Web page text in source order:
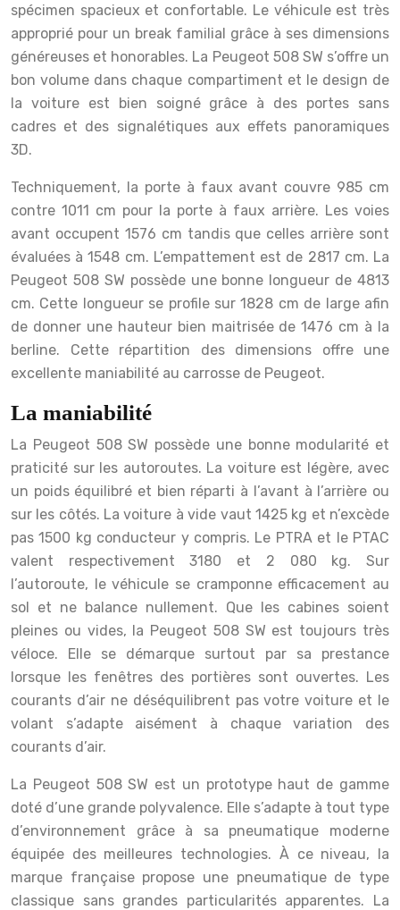
spécimen spacieux et confortable. Le véhicule est très
approprié pour un break familial grâce à ses dimensions
généreuses et honorables. La Peugeot 508 SW s’offre un
bon volume dans chaque compartiment et le design de
la voiture est bien soigné grâce à des portes sans
cadres et des signalétiques aux effets panoramiques
3D.
Techniquement, la porte à faux avant couvre 985 cm
contre 1011 cm pour la porte à faux arrière. Les voies
avant occupent 1576 cm tandis que celles arrière sont
évaluées à 1548 cm. L’empattement est de 2817 cm. La
Peugeot 508 SW possède une bonne longueur de 4813
cm. Cette longueur se profile sur 1828 cm de large afin
de donner une hauteur bien maitrisée de 1476 cm à la
berline. Cette répartition des dimensions offre une
excellente maniabilité au carrosse de Peugeot.
La maniabilité
La Peugeot 508 SW possède une bonne modularité et
praticité sur les autoroutes. La voiture est légère, avec
un poids équilibré et bien réparti à l’avant à l’arrière ou
sur les côtés. La voiture à vide vaut 1425 kg et n’excède
pas 1500 kg conducteur y compris. Le PTRA et le PTAC
valent respectivement 3180 et 2 080 kg. Sur
l’autoroute, le véhicule se cramponne efficacement au
sol et ne balance nullement. Que les cabines soient
pleines ou vides, la Peugeot 508 SW est toujours très
véloce. Elle se démarque surtout par sa prestance
lorsque les fenêtres des portières sont ouvertes. Les
courants d’air ne déséquilibrent pas votre voiture et le
volant s’adapte aisément à chaque variation des
courants d’air.
La Peugeot 508 SW est un prototype haut de gamme
doté d’une grande polyvalence. Elle s’adapte à tout type
d’environnement grâce à sa pneumatique moderne
équipée des meilleures technologies. À ce niveau, la
marque française propose une pneumatique de type
classique sans grandes particularités apparentes. La